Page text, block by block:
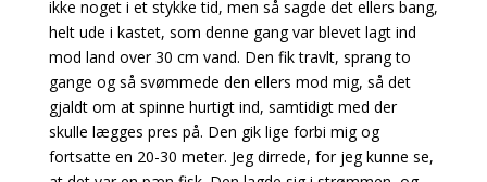
ikke noget i et stykke tid, men så sagde det ellers bang,
helt ude i kastet, som denne gang var blevet lagt ind
mod land over 30 cm vand. Den fik travlt, sprang to
gange og så svømmede den ellers mod mig, så det
gjaldt om at spinne hurtigt ind, samtidigt med der
skulle lægges pres på. Den gik lige forbi mig og
fortsatte en 20-30 meter. Jeg dirrede, for jeg kunne se,